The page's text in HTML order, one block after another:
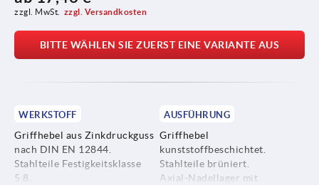
zzgl. MwSt. zzgl. Versandkosten
BITTE WÄHLEN SIE ZUERST EINE VARIANTE AUS
WERKSTOFF
Griffhebel aus Zinkdruckguss
nach DIN EN 12844.
Stahlteile Festigkeitsklasse
5.8.
AUSFÜHRUNG
Griffhebel
kunststoffbeschichtet.
Stahlteile brüniert.
Axial-Nadellager mit